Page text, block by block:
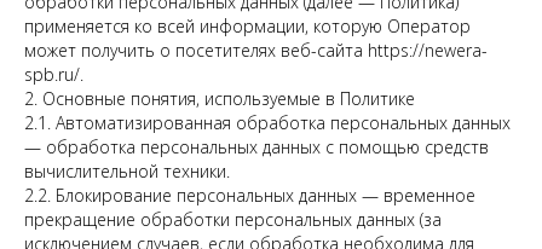
применяется ко всей информации, которую Оператор
может получить о посетителях веб-сайта https://newera-
spb.ru/.
2. Основные понятия, используемые в Политике
2.1. Автоматизированная обработка персональных данных
— обработка персональных данных с помощью средств
вычислительной техники.
2.2. Блокирование персональных данных — временное
прекращение обработки персональных данных (за
исключением случаев, если обработка необходима для